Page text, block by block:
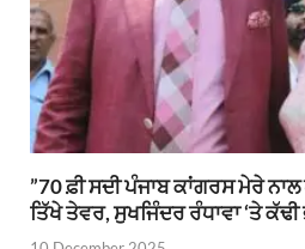
”70 ਫ਼ੀ ਸਦੀ ਪੰਜਾਬ ਕਾਂਗਰਸ ਮੇਰੇ
ਤਿੱਖੇ ਤੇਵਰ, ਸੁਖਜਿੰਦਰ ਰੰਧਾਵਾ ‘ਤੇ ਕੱਢੀ